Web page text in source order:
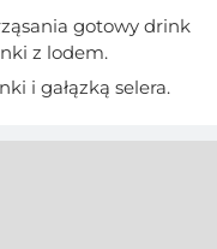
gotowy drink
z lodem.
i gałązką selera.